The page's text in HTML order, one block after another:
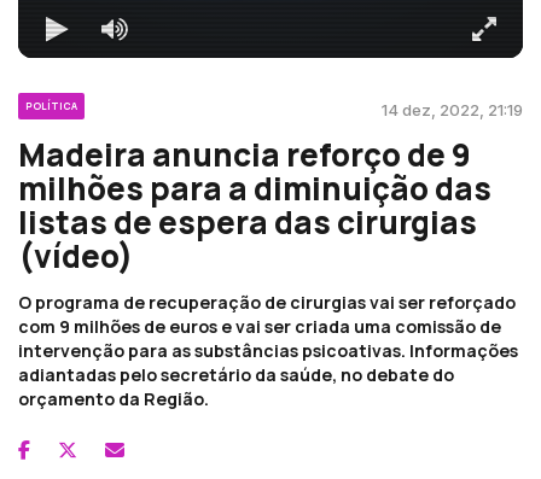
POLÍTICA 14 dez, 2022, 21:19
Madeira anuncia reforço de 9
milhões para a diminuição das
listas de espera das cirurgias
(vídeo)
O programa de recuperação de cirurgias vai ser reforçado
com 9 milhões de euros e vai ser criada uma comissão de
intervenção para as substâncias psicoativas. Informações
adiantadas pelo secretário da saúde, no debate do
orçamento da Região.